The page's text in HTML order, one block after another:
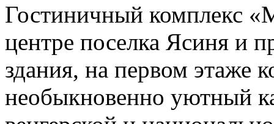
Гостиничный комплекс
центре поселка Ясиня и
здания, на первом этаже
необыкновенно уютный